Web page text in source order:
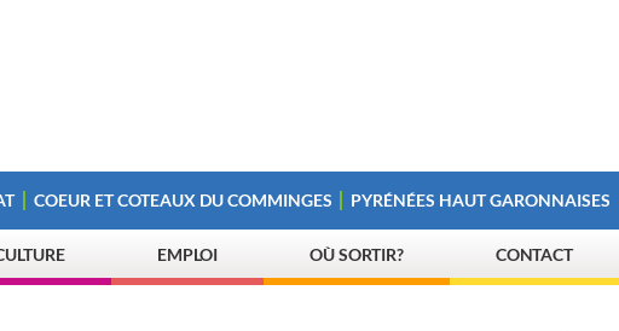
COEUR ET COTEAUX DU COMMINGES PYRÉNÉES HAUT GARONNAISES
EMPLOI OÙ SORTIR? CONTACT